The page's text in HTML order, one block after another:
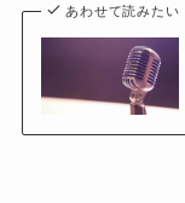
あわせて読みたい